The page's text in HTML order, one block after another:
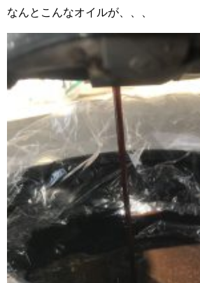
なんとこんなオイルが、、、